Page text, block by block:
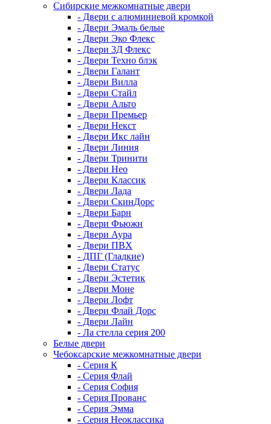
Сибирские межкомнатные двери
- Двери с алюминиевой кромкой
- Двери Эмаль белые
- Двери Эко Флекс
- Двери 3Д Флекс
- Двери Техно блэк
- Двери Галант
- Двери Вилла
- Двери Стайл
- Двери Альто
- Двери Премьер
- Двери Некст
- Двери Икс лайн
- Двери Линия
- Двери Тринити
- Двери Нео
- Двери Классик
- Двери Лада
- Двери СкинДорс
- Двери Барн
- Двери Фьюжн
- Двери Аура
- Двери ПВХ
- ДПГ (Гладкие)
- Двери Статус
- Двери Эстетик
- Двери Моне
- Двери Лофт
- Двери Флай Дорс
- Двери Лайн
- Ла стелла серия 200
Белые двери
Чебоксарские межкомнатные двери
- Серия К
- Серия Флай
- Серия София
- Серия Прованс
- Серия Эмма
- Серия Неоклассика